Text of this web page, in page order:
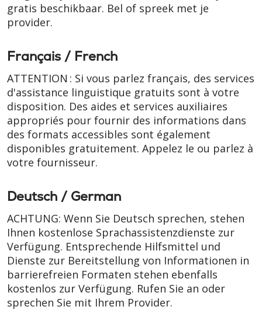
gratis beschikbaar. Bel of spreek met je
provider.
Français / French
ATTENTION : Si vous parlez français, des services
d'assistance linguistique gratuits sont à votre
disposition. Des aides et services auxiliaires
appropriés pour fournir des informations dans
des formats accessibles sont également
disponibles gratuitement. Appelez le ou parlez à
votre fournisseur.
Deutsch / German
ACHTUNG: Wenn Sie Deutsch sprechen, stehen
Ihnen kostenlose Sprachassistenzdienste zur
Verfügung. Entsprechende Hilfsmittel und
Dienste zur Bereitstellung von Informationen in
barrierefreien Formaten stehen ebenfalls
kostenlos zur Verfügung. Rufen Sie an oder
sprechen Sie mit Ihrem Provider.